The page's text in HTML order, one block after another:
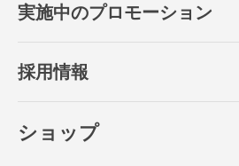
実施中のプロモーション
採用情報
ショップ